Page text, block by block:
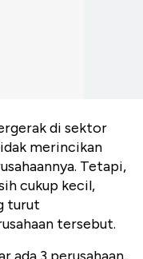
di sektor
merincikan
Tetapi,
cukup kecil,
turut
tersebut.